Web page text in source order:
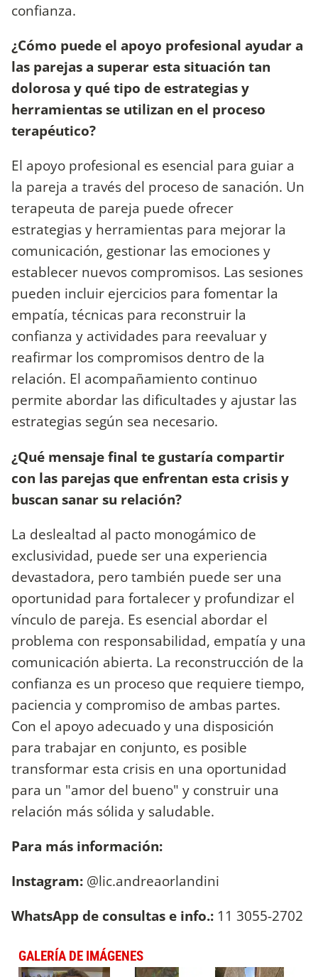
confianza.
¿Cómo puede el apoyo profesional ayudar a
las parejas a superar esta situación tan
dolorosa y qué tipo de estrategias y
herramientas se utilizan en el proceso
terapéutico?
El apoyo profesional es esencial para guiar a
la pareja a través del proceso de sanación. Un
terapeuta de pareja puede ofrecer
estrategias y herramientas para mejorar la
comunicación, gestionar las emociones y
establecer nuevos compromisos. Las sesiones
pueden incluir ejercicios para fomentar la
empatía, técnicas para reconstruir la
confianza y actividades para reevaluar y
reafirmar los compromisos dentro de la
relación. El acompañamiento continuo
permite abordar las dificultades y ajustar las
estrategias según sea necesario.
¿Qué mensaje final te gustaría compartir
con las parejas que enfrentan esta crisis y
buscan sanar su relación?
La deslealtad al pacto monogámico de
exclusividad, puede ser una experiencia
devastadora, pero también puede ser una
oportunidad para fortalecer y profundizar el
vínculo de pareja. Es esencial abordar el
problema con responsabilidad, empatía y una
comunicación abierta. La reconstrucción de la
confianza es un proceso que requiere tiempo,
paciencia y compromiso de ambas partes.
Con el apoyo adecuado y una disposición
para trabajar en conjunto, es posible
transformar esta crisis en una oportunidad
para un "amor del bueno" y construir una
relación más sólida y saludable.
Para más información:
Instagram: @lic.andreaorlandini
WhatsApp de consultas e info.: 11 3055-2702
GALERÍA DE IMÁGENES